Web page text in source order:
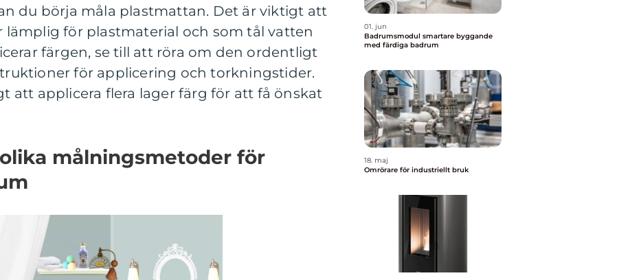
du börja måla plastmattan. Det är viktigt att
lämplig för plastmaterial och som tål vatten
färgen, se till att röra om den ordentligt
för applicering och torkningstider.
att applicera flera lager färg för att få önskat
målningsmetoder för
01. jun
Badrumsmodul smartare byggande
med färdiga badrum
18. maj
Omrörare för industriellt bruk